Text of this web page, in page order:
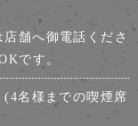
舗へ御電話くださ
です。
名様までの喫煙席